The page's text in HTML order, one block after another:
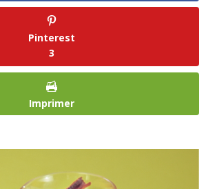
Pinterest
3
Imprimer